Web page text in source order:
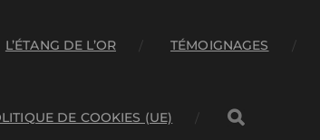
L’ÉTANG DE L’OR TÉMOIGNAGES
DE COOKIES (UE)